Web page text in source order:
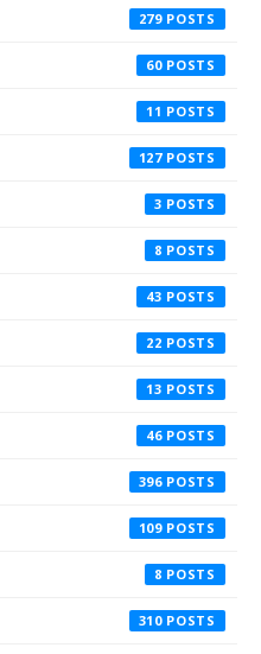
279
60
11
127
3
8
43
22
13
46
396
109
8
310